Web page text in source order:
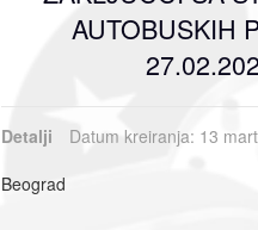
AUTOBUSKIH
Detalji
Datum kreiranja: 13
Beograd